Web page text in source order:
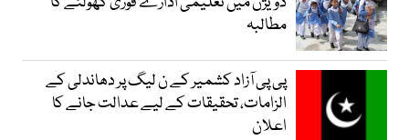
مطالبہ
پی پی آزاد کشمیر کے ن لیگ پر دھاندلی کے
الزامات، تحقیقات کے لیے عدالت جانے کا
اعلان